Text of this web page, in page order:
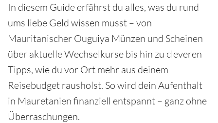
In diesem Guide erfährst du alles, was du rund
ums liebe Geld wissen musst – von
Mauritanischer Ouguiya Münzen und Scheinen
über aktuelle Wechselkurse bis hin zu cleveren
Tipps, wie du vor Ort mehr aus deinem
Reisebudget rausholst. So wird dein Aufenthalt
in Mauretanien finanziell entspannt – ganz ohne
Überraschungen.